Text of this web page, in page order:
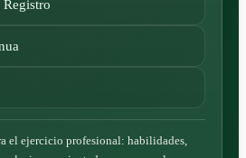
el ejercicio profesional: habilidades,